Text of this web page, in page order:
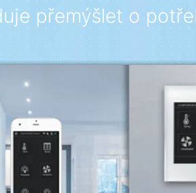
přemýšlet o